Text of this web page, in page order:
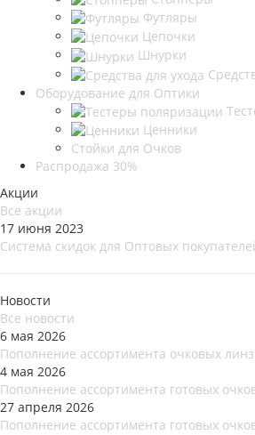
Футляры
Цепочки
Шнурки
Оборудование для Оптики
Ценники
Стойки для Очков
Распродажа 30%
Акции
Все акции
17 июня 2023
Система скидок для Оптовых
Новости
Все новости
6 мая 2026
Пополнение ассортимента очковых
4 мая 2026
Пополнение ассортимента готовых
27 апреля 2026
Пополнение ассортимента готовых